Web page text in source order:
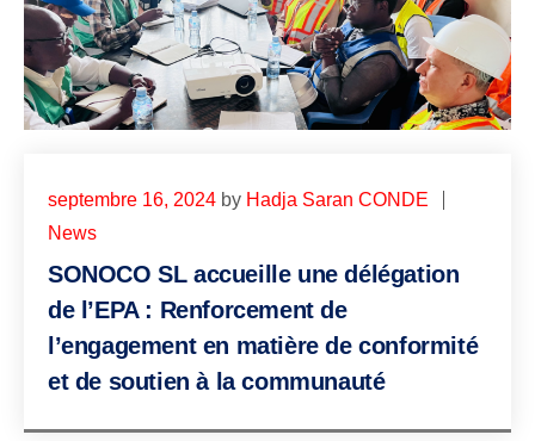
septembre 16, 2024 by Hadja Saran CONDE
News
SONOCO SL accueille une délégation
de l’EPA : Renforcement de
l’engagement en matière de conformité
et de soutien à la communauté